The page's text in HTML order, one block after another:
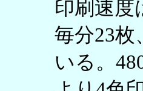
印刷速度
毎分23枚
いる。